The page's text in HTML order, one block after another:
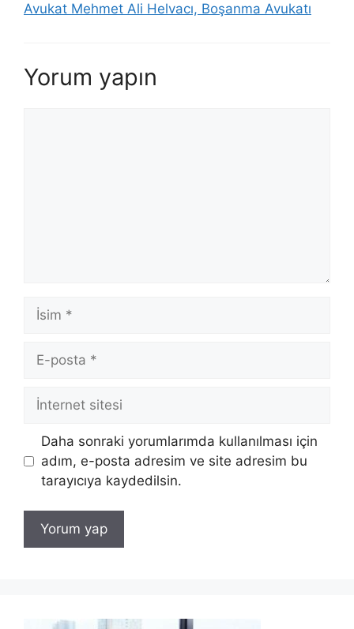
Avukat Mehmet Ali Helvacı, Boşanma Avukatı
Yorum yapın
İsim
posta
İnternet
sitesi
Daha sonraki yorumlarımda kullanılması için
adım, e-posta adresim ve site adresim bu
tarayıcıya kaydedilsin.